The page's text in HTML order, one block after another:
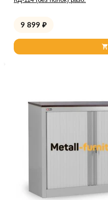
9 899 ₽